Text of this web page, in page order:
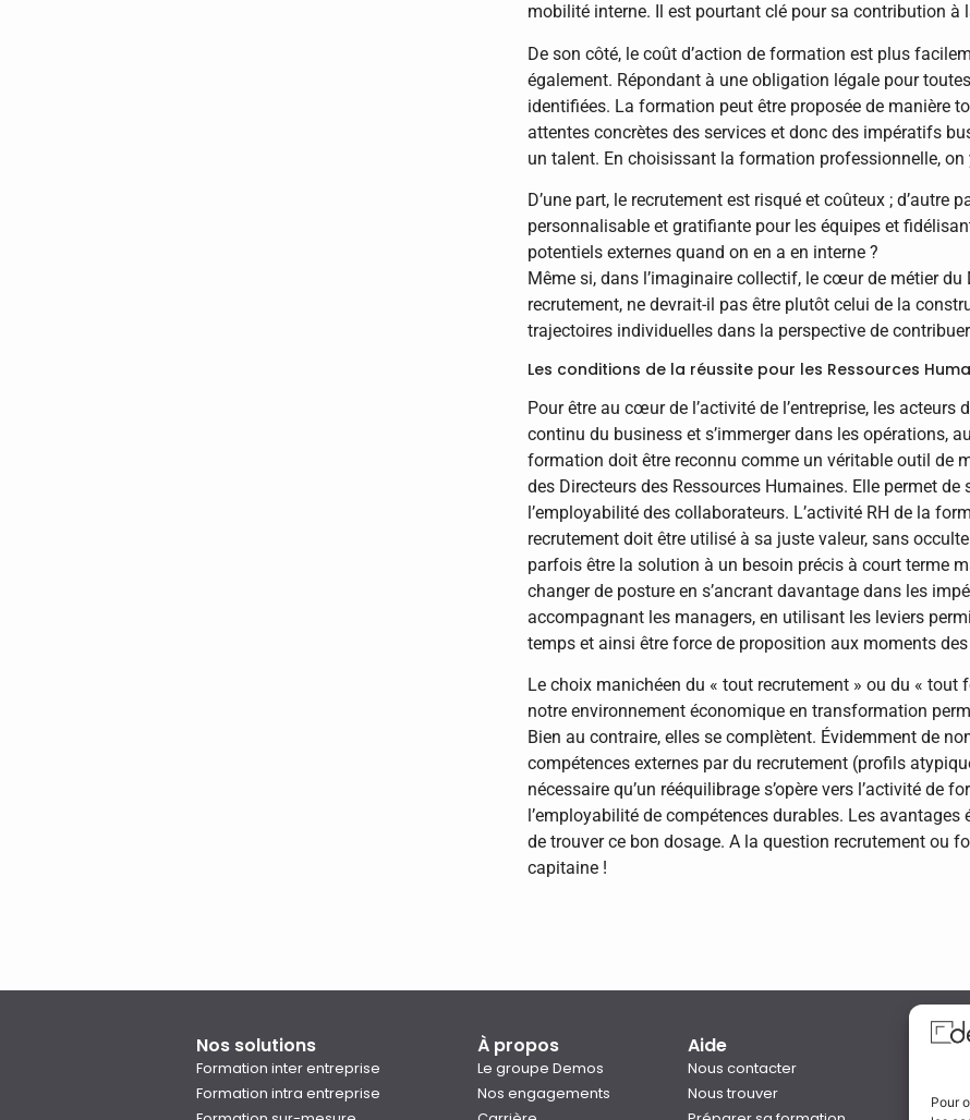
Pour
mobilité interne. Il est pourtant clé pour sa contribution à
De son côté, le coût d’action de formation est plus
également. Répondant à une obligation légale pour
identifiées. La formation peut être proposée de manière
attentes concrètes des services et donc des impératifs
un talent. En choisissant la formation professionnelle,
D’une part, le recrutement est risqué et coûteux ; d’autre
personnalisable et gratifiante pour les équipes et
potentiels externes quand on en a en interne ?
Même si, dans l’imaginaire collectif, le cœur de métier du
recrutement, ne devrait-il pas être plutôt celui de la
trajectoires individuelles dans la perspective de
Les conditions de la réussite pour les Ressources
Pour être au cœur de l’activité de l’entreprise, les acteurs
continu du business et s’immerger dans les opérations,
formation doit être reconnu comme un véritable outil de
des Directeurs des Ressources Humaines. Elle permet
l’employabilité des collaborateurs. L’activité RH de la
recrutement doit être utilisé à sa juste valeur, sans
parfois être la solution à un besoin précis à court terme
changer de posture en s’ancrant davantage dans les
accompagnant les managers, en utilisant les leviers
temps et ainsi être force de proposition aux moments
Le choix manichéen du « tout recrutement » ou du «
notre environnement économique en transformation
Bien au contraire, elles se complètent. Évidemment de
compétences externes par du recrutement (profils
nécessaire qu’un rééquilibrage s’opère vers l’activité de
l’employabilité de compétences durables. Les avantages
de trouver ce bon dosage. A la question recrutement ou
capitaine !
Nos solutions
Formation inter entreprise
Formation intra entreprise
À propos
Le groupe Demos
Nos engagements
Aide
Nous contacter
Nous trouver